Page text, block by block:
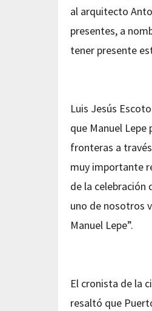
al arquitecto
presentes, a
tener presente
Luis Jesús
que Manuel
fronteras a
muy importante
de la celebración
uno de nosotros
Manuel Lepe”.
El cronista de la
resaltó que